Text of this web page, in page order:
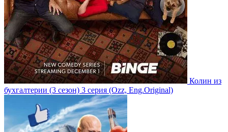
Колин из
бухгалтерии (3 сезон) 3 серия (Ozz, Eng.Original)